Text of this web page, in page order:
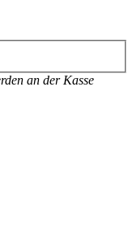
an der Kasse